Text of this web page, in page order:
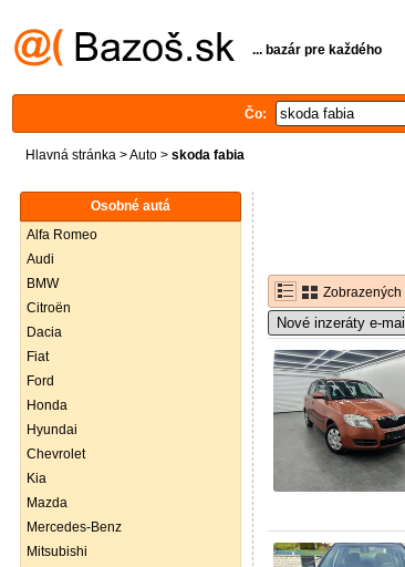
... bazár pre každého
Čo:
Hlavná stránka >Auto > skoda fabia
Osobné autá
Alfa Romeo
Audi
BMW
Citroën
Dacia
Fiat
Ford
Honda
Hyundai
Chevrolet
Kia
Mazda
Mercedes-Benz
Mitsubishi
Zobrazených
Nové inzeráty e-